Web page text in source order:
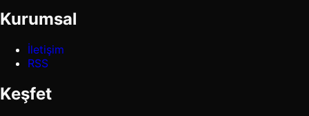
Kurumsal
İletişim
RSS
Keşfet